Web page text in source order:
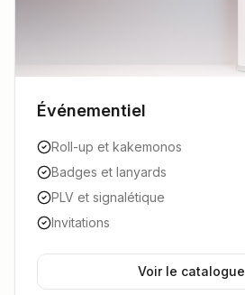
Événementiel
Roll-up et kakemonos
Badges et lanyards
PLV et signalétique
Invitations
Voir le catalogue